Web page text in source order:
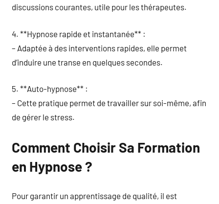
discussions courantes, utile pour les thérapeutes.
4. **Hypnose rapide et instantanée** :
– Adaptée à des interventions rapides, elle permet
d’induire une transe en quelques secondes.
5. **Auto-hypnose** :
– Cette pratique permet de travailler sur soi-même, afin
de gérer le stress.
Comment Choisir Sa Formation
en Hypnose ?
Pour garantir un apprentissage de qualité, il est